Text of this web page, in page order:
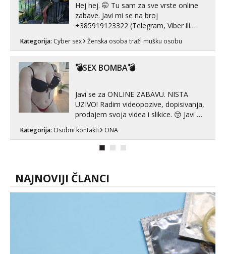
Hej hej. 🤭 Tu sam za sve vrste online
zabave. Javi mi se na broj
+385919123322 (Telegram, Viber ili
Whatsapp). 🤙 NE javljaj se na uzivo.
Hvala.
Kategorija: Cyber sex Ženska osoba traži mušku osobu
💣SEX BOMBA💣
Javi se za ONLINE ZABAVU. NISTA
UZIVO! Radim videopozive, dopisivanja,
prodajem svoja videa i slikice. 😚 Javi mi
Telegram. +385 91 723 0045
Kategorija: Osobni kontakti ONA
NAJNOVIJI ČLANCI